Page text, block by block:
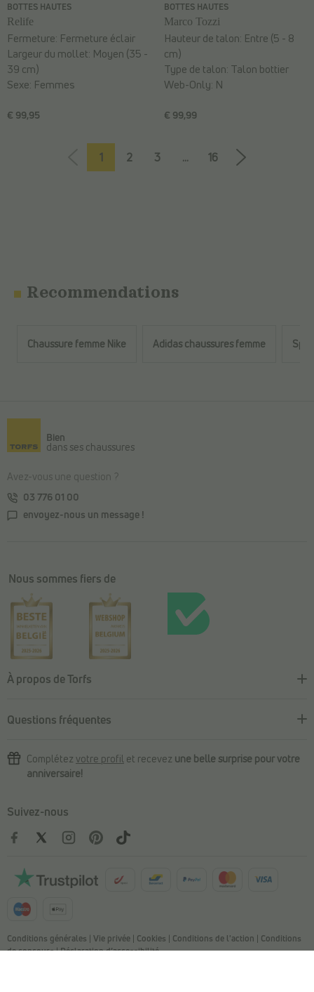
BOTTES HAUTES
Relife
€ 99,95
Fermeture: Fermeture éclair
Largeur du mollet: Moyen (35 -
39 cm)
Sexe: Femmes
BOTTES HAUTES
Marco Tozzi
€ 99,99
Hauteur de talon: Entre (5 - 8
cm)
Type de talon: Talon bottier
Web-Only: N
1 2 3 ... 16
Recommendations
Chaussure femme Nike Adidas chaussures femme
Bien
dans ses chaussures
Avez-vous une question ?
03 776 01 00
envoyez-nous un message !
Nous sommes fiers de
À propos de Torfs
Questions fréquentes
Complétez votre profil et recevez une belle surprise pour votre
anniversaire!
Suivez-nous
Conditions générales | Vie privée | Cookies | Conditions de l'action | Conditions
de concours|Déclaration d’accessibilité